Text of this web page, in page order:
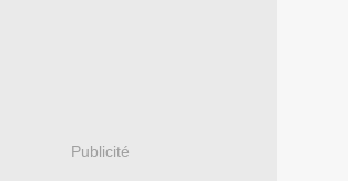
Publicité